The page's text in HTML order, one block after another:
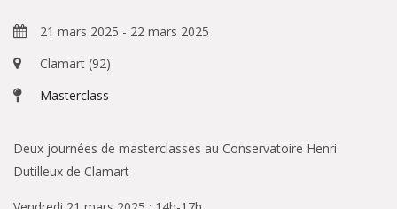
21 mars 2025 - 22 mars 2025
Clamart (92)
Masterclass
Deux journées de masterclasses au Conservatoire Henri
Dutilleux de Clamart